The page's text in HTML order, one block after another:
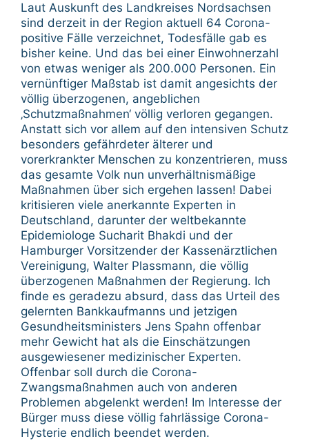
Laut Auskunft des Landkreises Nordsachsen
sind derzeit in der Region aktuell 64 Corona-
positive Fälle verzeichnet, Todesfälle gab es
bisher keine. Und das bei einer Einwohnerzahl
von etwas weniger als 200.000 Personen. Ein
vernünftiger Maßstab ist damit angesichts der
völlig überzogenen, angeblichen
‚Schutzmaßnahmen‘ völlig verloren gegangen.
Anstatt sich vor allem auf den intensiven Schutz
besonders gefährdeter älterer und
vorerkrankter Menschen zu konzentrieren, muss
das gesamte Volk nun unverhältnismäßige
Maßnahmen über sich ergehen lassen! Dabei
kritisieren viele anerkannte Experten in
Deutschland, darunter der weltbekannte
Epidemiologe Sucharit Bhakdi und der
Hamburger Vorsitzender der Kassenärztlichen
Vereinigung, Walter Plassmann, die völlig
überzogenen Maßnahmen der Regierung. Ich
finde es geradezu absurd, dass das Urteil des
gelernten Bankkaufmanns und jetzigen
Gesundheitsministers Jens Spahn offenbar
mehr Gewicht hat als die Einschätzungen
ausgewiesener medizinischer Experten.
Offenbar soll durch die Corona-
Zwangsmaßnahmen auch von anderen
Problemen abgelenkt werden! Im Interesse der
Bürger muss diese völlig fahrlässige Corona-
Hysterie endlich beendet werden.